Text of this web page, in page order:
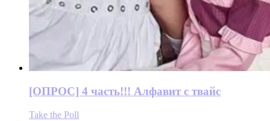
[ОПРОС] 4 часть!!! Алфавит с твайс
Take the Poll